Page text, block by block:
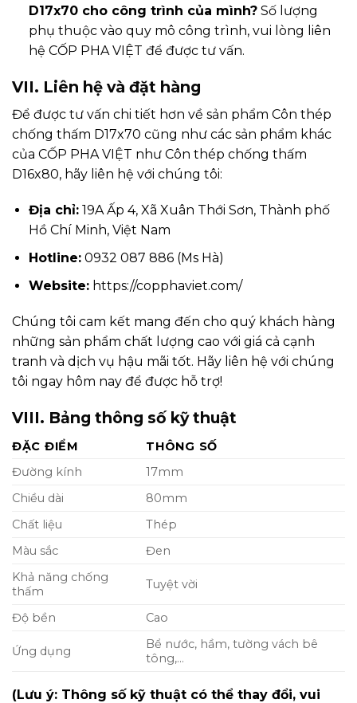
D17x70 cho công trình của mình?Số lượng
phụ thuộc vào quy mô công trình, vui lòng liên
hệ CỐP PHA VIỆT để được tư vấn.
VII. Liên hệ và đặt hàng
Để được tư vấn chi tiết hơn về sản phẩm Côn thép
chống thấm D17x70 cũng như các sản phẩm khác
của CỐP PHA VIỆT như Côn thép chống thấm
D16x80, hãy liên hệ với chúng tôi:
Địa chỉ:19A Ấp 4, Xã Xuân Thới Sơn, Thành phố
Hồ Chí Minh, Việt Nam
Hotline:0932 087 886 (Ms Hà)
Website: https://copphaviet.com/
Chúng tôi cam kết mang đến cho quý khách hàng
những sản phẩm chất lượng cao với giá cả cạnh
tranh và dịch vụ hậu mãi tốt. Hãy liên hệ với chúng
tôi ngay hôm nay để được hỗ trợ!
VIII. Bảng thông số kỹ thuật
ĐẶC ĐIỂM
THÔNG SỐ
Đường kính
17mm
Chiều dài
80mm
Chất liệu
Thép
Màu sắc
Đen
Khả năng chống
thấm
Tuyệt vời
Độ bền Cao
Ứng dụng
Bể nước, hầm, tường vách bê
tông,…
(Lưu ý: Thông số kỹ thuật có thể thay đổi, vui